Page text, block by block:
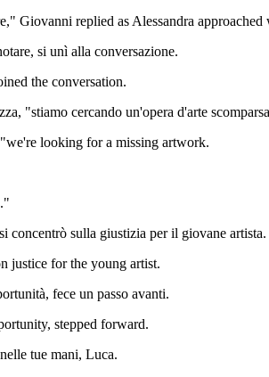
Giovanni replied as Alessandra
si unì alla conversazione.
the conversation.
"stiamo cercando un'opera d'arte
looking for a missing artwork.
concentrò sulla giustizia per il giovane artista.
justice for the young artist.
fece un passo avanti.
stepped forward.
tue mani, Luca.